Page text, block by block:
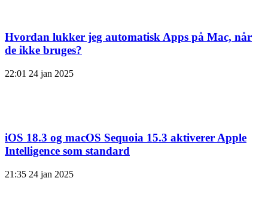
Hvordan lukker jeg automatisk Apps på Mac, når
de ikke bruges?
22:01 24 jan 2025
iOS 18.3 og macOS Sequoia 15.3 aktiverer Apple
Intelligence som standard
21:35 24 jan 2025